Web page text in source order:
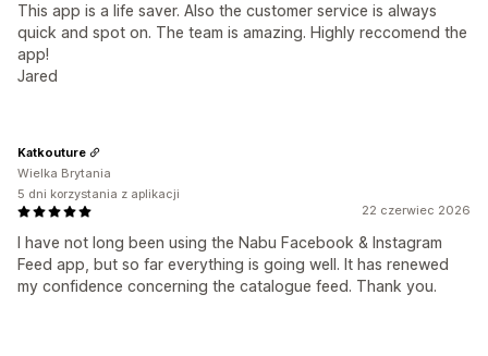
This app is a life saver. Also the customer service is always
quick and spot on. The team is amazing. Highly reccomend the
app!
Jared
22 czerwiec 2026
I have not long been using the Nabu Facebook & Instagram
Feed app, but so far everything is going well. It has renewed
my confidence concerning the catalogue feed. Thank you.
Katkouture
Wielka Brytania
5 dni korzystania z aplikacji